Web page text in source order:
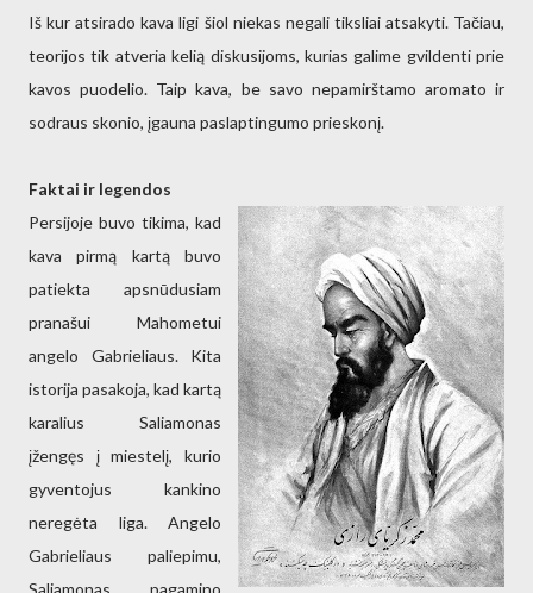
Iš kur atsirado kava ligi šiol niekas negali tiksliai atsakyti. Tačiau,
teorijos tik atveria kelią diskusijoms, kurias galime gvildenti prie
kavos puodelio. Taip kava, be savo nepamirštamo aromato ir
sodraus skonio, įgauna paslaptingumo prieskonį.
Faktai ir legendos
Persijoje buvo tikima, kad
kava pirmą kartą buvo
patiekta apsnūdusiam
pranašui Mahometui
angelo Gabrieliaus. Kita
istorija pasakoja, kad kartą
karalius Saliamonas
įžengęs į miestelį, kurio
gyventojus kankino
neregėta liga. Angelo
Gabrieliaus paliepimu,
Saliamonas pagamino